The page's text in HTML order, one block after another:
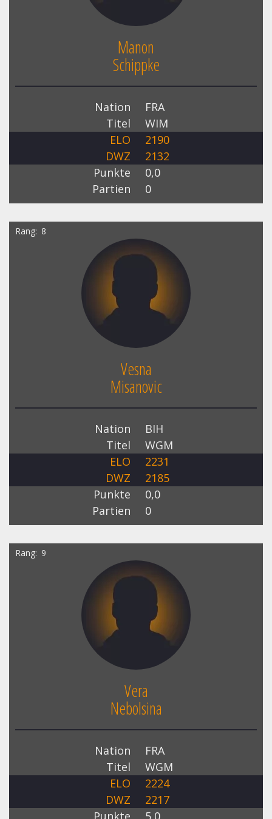
Manon
Schippke
Nation
FRA
Titel
WIM
ELO
2190
DWZ
2132
Punkte
0,0
Partien
0
Rang 8
Vesna
Misanovic
Nation
BIH
Titel
WGM
ELO
2231
DWZ
2185
Punkte
0,0
Partien
0
Rang 9
Vera
Nebolsina
Nation
FRA
Titel
WGM
ELO
2224
DWZ
2217